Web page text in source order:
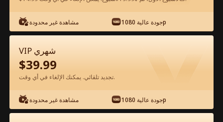
شاهد مجانًا في التطبيق
مشاهدة غير محدودة جودة عالية 1080p
VIP شهري
$39.99
تجديد تلقائي. يمكنك الإلغاء في أي وقت.
مشاهدة غير محدودة جودة عالية 1080p